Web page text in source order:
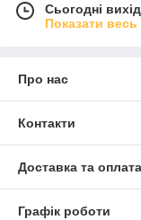
Сьогодні
Показати
Про нас
Контакти
Доставка та оплата
Графік роботи